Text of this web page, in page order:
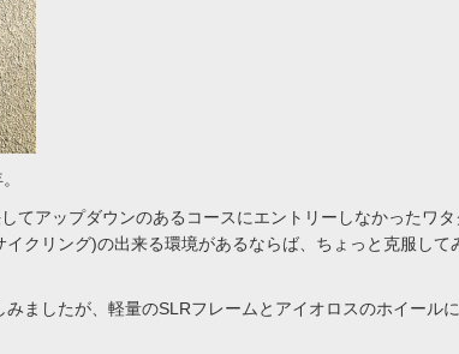
てアップダウンのあるコースにエントリーしなかったワ
イクリング)の出来る環境があるならば、ちょっと克服して
ましたが、軽量のSLRフレームとアイオロスのホイール